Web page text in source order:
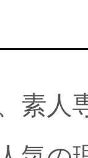
う…
素人